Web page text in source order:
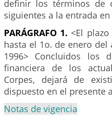
definir los términos de
siguientes a la entrada
PARÁGRAFO 1. <El
hasta el 1o. de enero
1996> Concluidos los
financiera de los
Corpes, dejará de
dispuesto en el presente
Notas de vigencia